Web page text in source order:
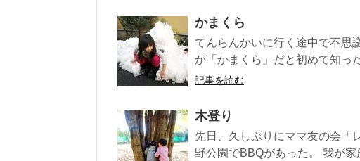
かまくら
てんらんかいに行く途中で不思
が「かまくら」だと初めて知っ
記事を読む
木登り
先日、久しぶりにママ友の会「
野公園でBBQがあった。 我が